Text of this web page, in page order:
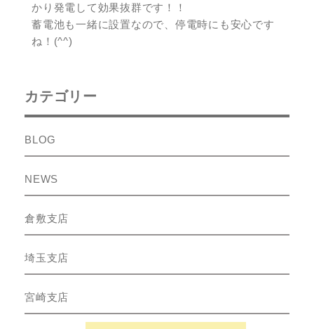
かり発電して効果抜群です！！
蓄電池も一緒に設置なので、停電時にも安心です
ね！(^^)
カテゴリー
BLOG
NEWS
倉敷支店
埼玉支店
宮崎支店